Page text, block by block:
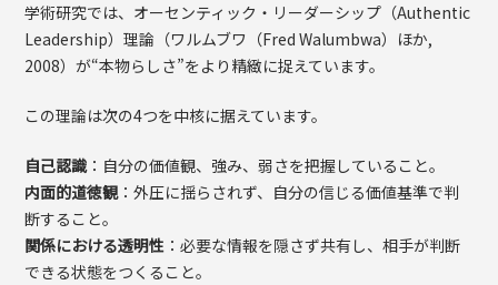
学術研究では、オーセンティック・リーダーシップ（Authentic
Leadership）理論（ワルムブワ（Fred Walumbwa）ほか,
2008）が“本物らしさ”をより精緻に捉えています。
この理論は次の4つを中核に据えています。
自己認識：自分の価値観、強み、弱さを把握していること。
内面的道徳観：外圧に揺らされず、自分の信じる価値基準で判
断すること。
関係における透明性 ：必要な情報を隠さず共有し、相手が判断
できる状態をつくること。